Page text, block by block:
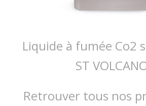
Liquide à fumée Co2
ST
Retrouver tous nos